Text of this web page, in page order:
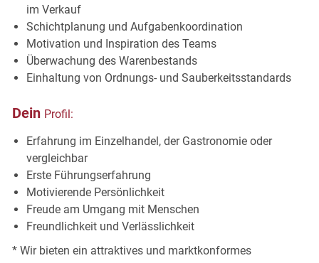
im Verkauf
Schichtplanung und Aufgabenkoordination
Motivation und Inspiration des Teams
Überwachung des Warenbestands
Einhaltung von Ordnungs- und Sauberkeitsstandards
Dein Profil:
Erfahrung im Einzelhandel, der Gastronomie oder
vergleichbar
Erste Führungserfahrung
Motivierende Persönlichkeit
Freude am Umgang mit Menschen
Freundlichkeit und Verlässlichkeit
* Wir bieten ein attraktives und marktkonformes